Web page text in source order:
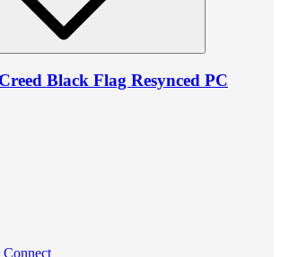
Black Flag Resynced PC